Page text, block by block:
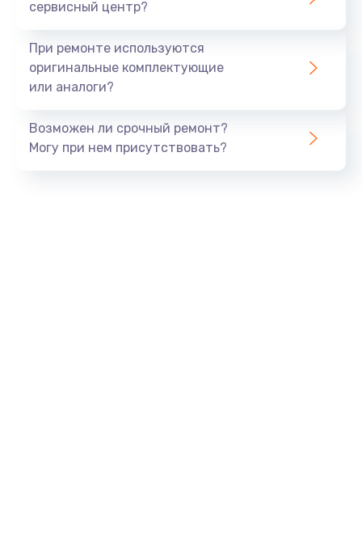
Замена процессора
от 500 руб.
сервисный центр?
При ремонте используются
оригинальные комплектующие
или аналоги?
Возможен ли срочный ремонт?
Могу при нем присутствовать?